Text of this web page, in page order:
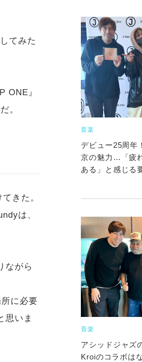
てみた
ONE』
。
きた。
は、
ながら
に必要
思いま
音楽
デビュー25周年
京の魅力…「疲
ある」と感じる
音楽
アシッドジャズ
Kroiのコラボは